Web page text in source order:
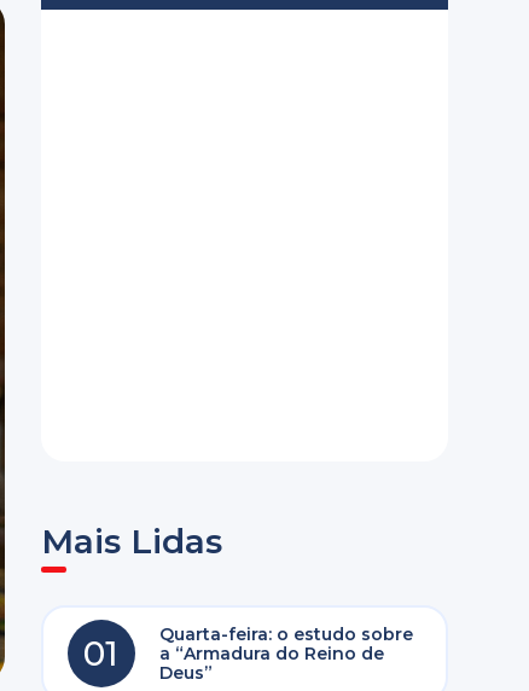
Mais Lidas
01
Quarta-feira: o estudo sobre
a “Armadura do Reino de
Deus”